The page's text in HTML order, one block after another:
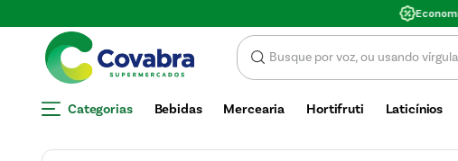
Categorias Bebidas Mercearia Hortifruti Laticínios